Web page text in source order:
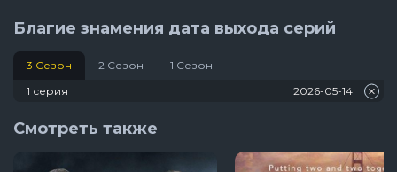
Благие знамения дата выхода серий
3 Сезон 2 Сезон
1 Сезон
1 серия
2026-05-14
Смотреть также